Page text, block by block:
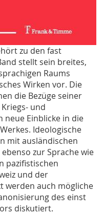
zu den fast
stellt sein breites,
Raums
Wirken vor. Die
die Bezüge seiner
und
Einblicke in die
Ideologische
mit ausländischen
zur Sprache wie
pazifistischen
und der
werden auch mögliche
des einst
diskutiert.